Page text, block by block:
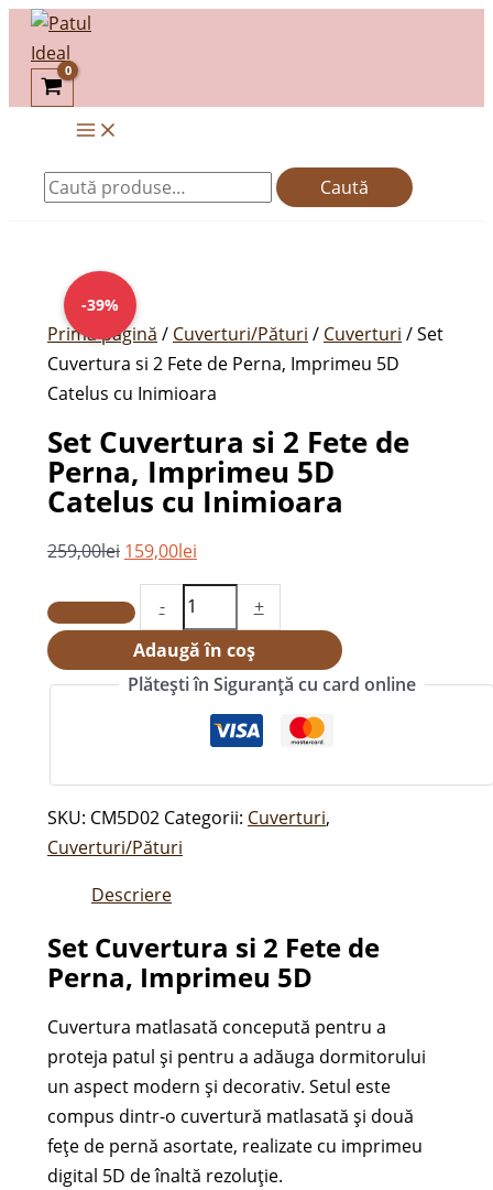
Skip
content
Caută
după:
Caută
-39%
Prima pagină / Cuverturi/Pături / Cuverturi / Set
Cuvertura si 2 Fete de Perna, Imprimeu 5D
Catelus cu Inimioara
Set Cuvertura si 2 Fete de
Perna, Imprimeu 5D
Catelus cu Inimioara
259,00lei
Prețul
inițial
a
fost:
259,00lei.
159,00lei
este:
159,00lei.
-
Cuvertura
si
2
de
Perna,
Imprimeu
5D
Inimioara
+
Adaugă în coș
Plătești în Siguranță cu card online
SKU: CM5D02 Categorii: Cuverturi,
Cuverturi/Pături
Descriere
Set Cuvertura si 2 Fete de
Perna, Imprimeu 5D
Cuvertura matlasată concepută pentru a
proteja patul și pentru a adăuga dormitorului
un aspect modern și decorativ. Setul este
compus dintr-o cuvertură matlasată și două
fețe de pernă asortate, realizate cu imprimeu
digital 5D de înaltă rezoluție.